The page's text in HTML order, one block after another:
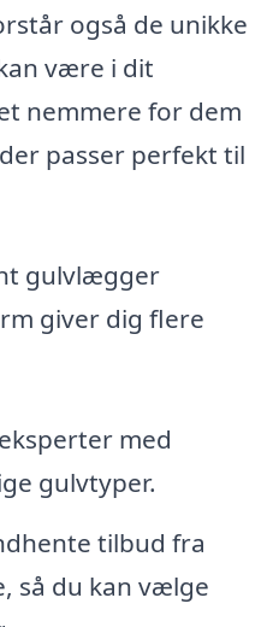
også de unikke
være i dit
nemmere for dem
passer perfekt til
gulvlægger
giver dig flere
med
gulvtyper.
tilbud fra
så du kan vælge